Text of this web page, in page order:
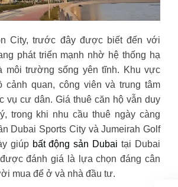
City, trước đây được biết đến với
phát triển mạnh nhờ hệ thống hạ
môi trường sống yên tĩnh. Khu vực
cảnh quan, công viên và trung tâm
vụ cư dân. Giá thuê căn hộ vẫn duy
trong khi nhu cầu thuê ngày càng
Dubai Sports City và Jumeirah Golf
giúp bất động sản Dubai tại Dubai
đánh giá là lựa chọn đáng cân
mua để ở và nhà đầu tư.